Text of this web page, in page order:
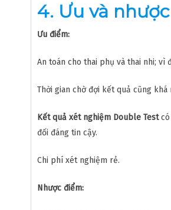
4. Ưu và
Ưu điểm:
An toán cho thai phụ và thai nhi;
Thời gian chờ đợi kết quả cũng
Kết quả xét nghiệm Double Testcó
đối đáng tin cậy.
Chi phí xét nghiệm rẻ.
Nhược điểm: